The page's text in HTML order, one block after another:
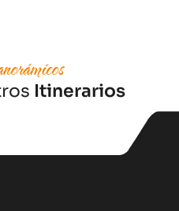
Itinerarios